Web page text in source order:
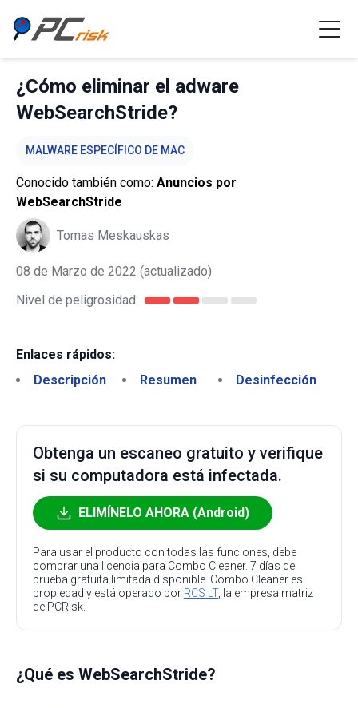
¿Cómo eliminar el adware
WebSearchStride?
MALWARE ESPECÍFICO DE MAC
Conocido también como: Anuncios por
WebSearchStride
Tomas Meskauskas
08 de Marzo de 2022 (actualizado)
Nivel de peligrosidad:
Enlaces rápidos:
Descripción
Resumen Desinfección
Obtenga un escaneo gratuito y verifique
si su computadora está infectada.
ELIMÍNELO AHORA (Android)
Para usar el producto con todas las funciones, debe
comprar una licencia para Combo Cleaner. 7 días de
prueba gratuita limitada disponible. Combo Cleaner es
propiedad y está operado por RCS LT, la empresa matriz
de PCRisk.
¿Qué es WebSearchStride?